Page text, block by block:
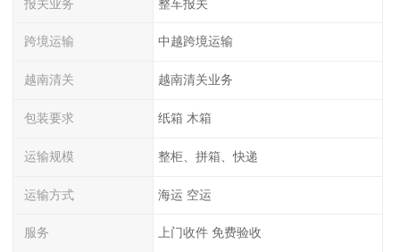
报关业务 整车报关
跨境运输 中越跨境运输
越南清关 越南清关业务
包装要求 纸箱 木箱
运输规模 整柜、拼箱、快递
运输方式 海运 空运
服务 上门收件 免费验收